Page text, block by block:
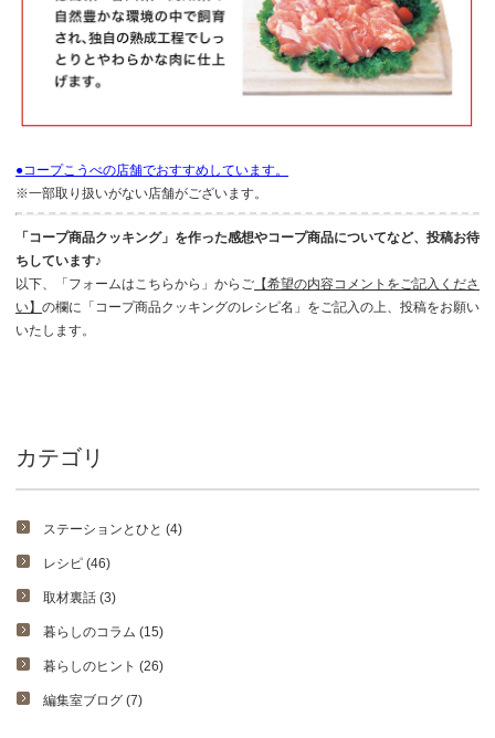
●コープこうべの店舗でおすすめしています。
※一部取り扱いがない店舗がございます。
「コープ商品クッキング」を作った感想やコープ商品についてなど、投稿お待
ちしています♪
以下、「フォームはこちらから」からご 【希望の内容コメントをご記入くださ
い】 の欄に「コープ商品クッキングのレシピ名」をご記入の上、投稿をお願い
いたします。
カテゴリ
ステーションとひと (4)
レシピ (46)
取材裏話 (3)
暮らしのコラム (15)
暮らしのヒント (26)
編集室ブログ (7)